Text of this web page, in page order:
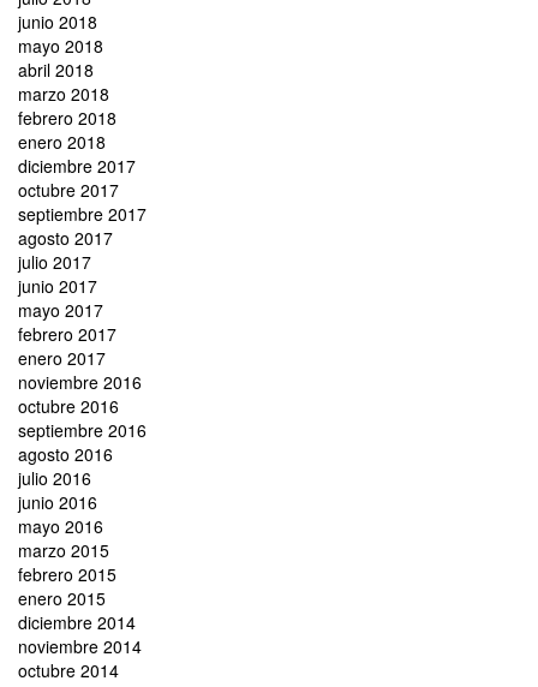
junio 2018
mayo 2018
abril 2018
marzo 2018
febrero 2018
enero 2018
diciembre 2017
octubre 2017
septiembre 2017
agosto 2017
julio 2017
junio 2017
mayo 2017
febrero 2017
enero 2017
noviembre 2016
octubre 2016
septiembre 2016
agosto 2016
julio 2016
junio 2016
mayo 2016
marzo 2015
febrero 2015
enero 2015
diciembre 2014
noviembre 2014
octubre 2014